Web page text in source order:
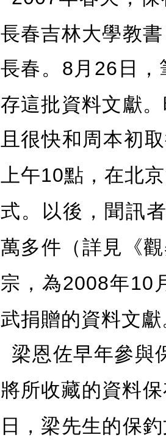
長春吉林大學教
長春。
8月 26 日
存這批資料文獻
且很快和周本初
上午10點，在北
式。以後，聞訊
萬多件（詳見《
宗，為2008年10
武捐贈的資料文
梁恩佐早年參與
將所收藏的資料
日，梁先生的保